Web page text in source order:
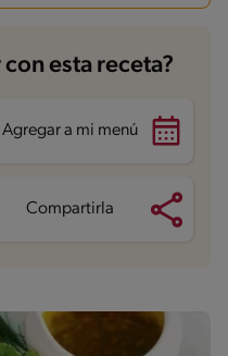
esta receta?
Agregar a mi menú
Compartirla